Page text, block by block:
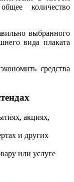
количество
выбранного
вида плаката
средства
акциях,
и других
или услуге